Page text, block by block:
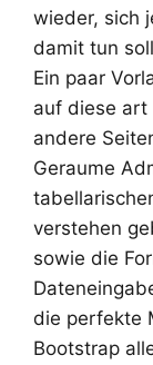
wieder, sich
damit tun
Ein paar
auf diese art
andere
Geraume
verstehen
sowie die
die perfekte
Bootstrap